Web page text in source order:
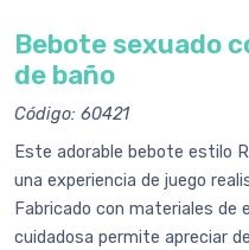
Bebote sexuado
de baño
Código: 60421
Este adorable bebote estilo
una experiencia de juego
Fabricado con materiales de
cuidadosa permite apreciar